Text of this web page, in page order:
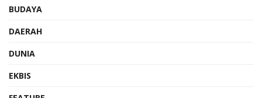
BUDAYA
DAERAH
DUNIA
EKBIS